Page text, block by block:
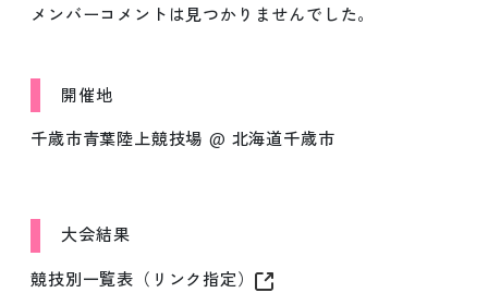
メンバーコメントは見つかりませんでした。
開催地
千歳市青葉陸上競技場 @ 北海道千歳市
大会結果
競技別一覧表（リンク指定）